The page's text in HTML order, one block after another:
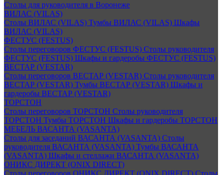
Столы для руководителя в Воронеже
ВИЛАС (VILAS)
Столы ВИЛАС (VILAS) Тумбы ВИЛАС (VILAS) Шкафы
ВИЛАС (VILAS)
ФЕСТУС (FESTUS)
Столы переговоров ФЕСТУС (FESTUS) Столы руководителя
ФЕСТУС (FESTUS) Шкафы и гардеробы ФЕСТУС (FESTUS)
ВЕСТАР (VESTAR)
Столы переговоров ВЕСТАР (VESTAR) Столы руководителя
ВЕСТАР (VESTAR) Тумбы ВЕСТАР (VESTAR) Шкафы и
гардеробы ВЕСТАР (VESTAR)
ТОРСТОН
Столы переговоров ТОРСТОН Столы руководителя
ТОРСТОН Тумбы ТОРСТОН Шкафы и гардеробы ТОРСТОН
МЕБЕЛЬ ВАСАНТА (VASANTA)
Столы для заседаний ВАСАНТА (VASANTA) Столы
руководителя ВАСАНТА (VASANTA) Тумбы ВАСАНТА
(VASANTA) Шкафы и стеллажи ВАСАНТА (VASANTA)
ОНИКС ДИРЕКТ (ONIX DIRECT)